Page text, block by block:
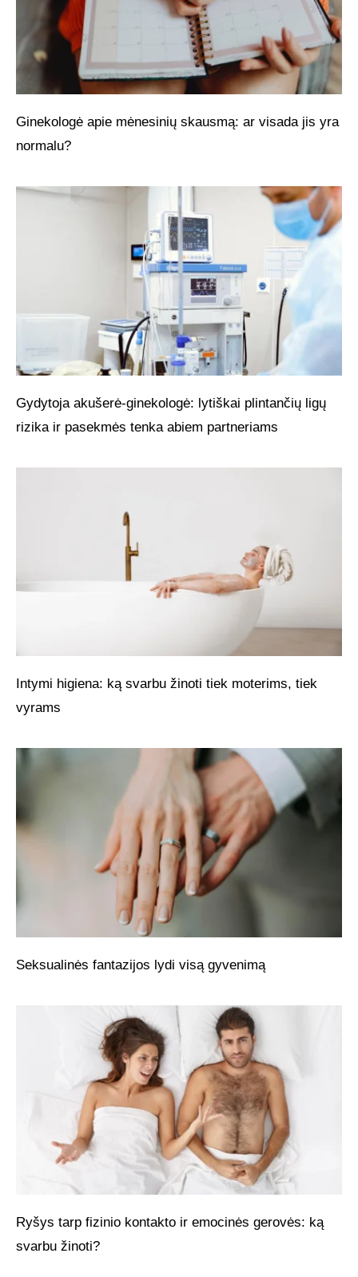
Ginekologė apie mėnesinių skausmą: ar visada jis yra
normalu?
Gydytoja akušerė-ginekologė: lytiškai plintančių ligų
rizika ir pasekmės tenka abiem partneriams
Intymi higiena: ką svarbu žinoti tiek moterims, tiek
vyrams
Seksualinės fantazijos lydi visą gyvenimą
Ryšys tarp fizinio kontakto ir emocinės gerovės: ką
svarbu žinoti?